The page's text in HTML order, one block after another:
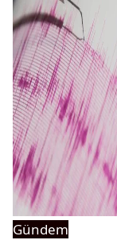
Gündem